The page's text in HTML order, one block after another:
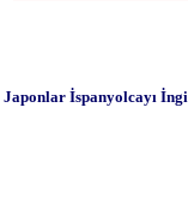
Japonlar İspanyolcayı